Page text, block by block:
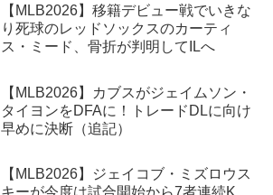
【MLB2026】移籍デビュー戦でいきな
り死球のレッドソックスのカーティ
ス・ミード、骨折が判明してILへ
【MLB2026】カブスがジェイムソン・
タイヨンをDFAに！トレードDLに向け
早めに決断（追記）
【MLB2026】ジェイコブ・ミズロウス